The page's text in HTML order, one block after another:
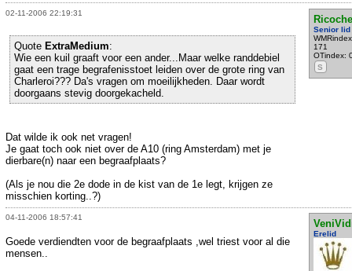
02-11-2006 22:19:31
Senior lid
171
OTindex:
S
Quote ExtraMedium:
Wie een kuil graaft voor een ander...Maar welke randdebiel
gaat een trage begrafenisstoet leiden over de grote ring van
Charleroi??? Da's vragen om moeilijkheden. Daar wordt
doorgaans stevig doorgekacheld.
Dat wilde ik ook net vragen!
Je gaat toch ook niet over de A10 (ring Amsterdam) met je
dierbare(n) naar een begraafplaats?
(Als je nou die 2e dode in de kist van de 1e legt, krijgen ze
misschien korting..?)
04-11-2006 18:57:41
Erelid
Goede verdiendten voor de begraafplaats ,wel triest voor al die
mensen..